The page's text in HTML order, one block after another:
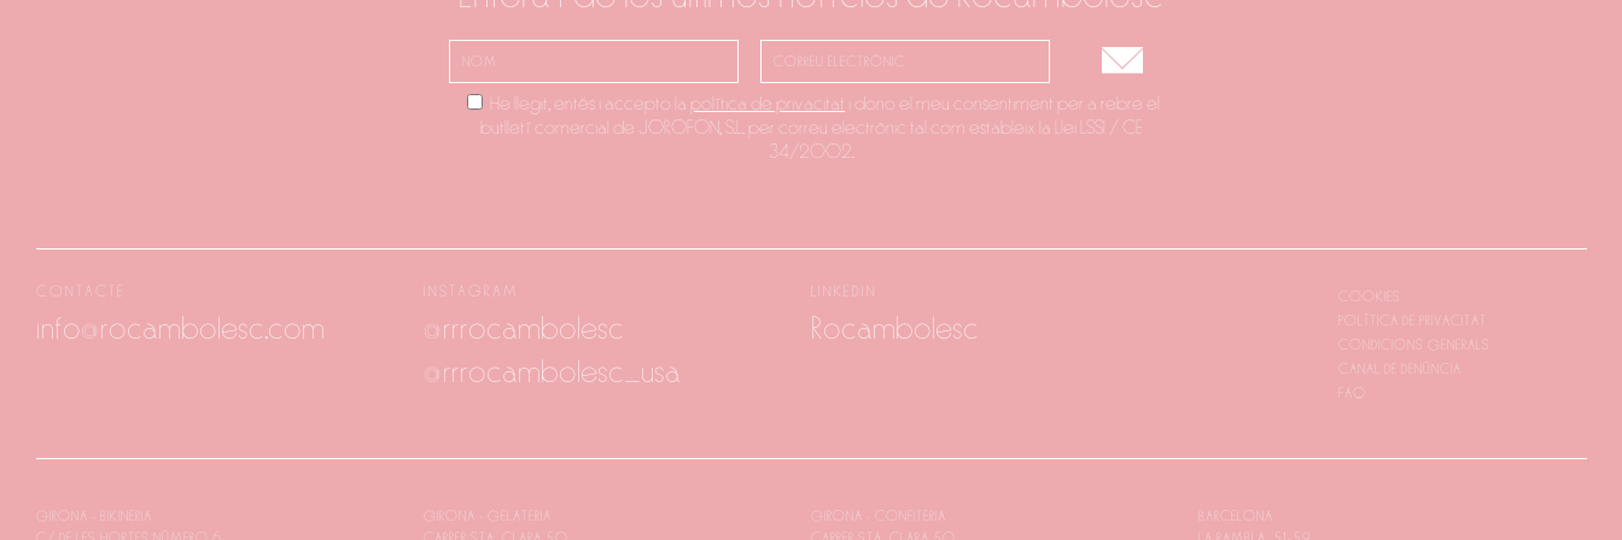
He llegit, entés i accepto la política de privacitat i dono el meu consentiment per a rebre el
butlletí comercial de JOROFON, S.L. per correu electrònic tal com estableix la Llei LSSI / CE
34/2002.
CONTACTE
info@rocambolesc.com
INSTAGRAM
@rrrocambolesc
@rrrocambolesc_usa
LINKEDIN
Rocambolesc
COOKIES
POLÍTICA DE PRIVACITAT
CONDICIONS GENERALS
CANAL DE DENÚNCIA
FAQ
GIRONA - BIKINERIA
GIRONA - GELATERIA
GIRONA - CONFITERIA
BARCELONA